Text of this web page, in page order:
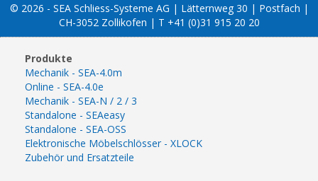
© 2026 - SEA Schliess-Systeme AG | Lätternweg 30 | Postfach |
CH-3052 Zollikofen | T +41 (0)31 915 20 20
Produkte
Mechanik - SEA-4.0m
Online - SEA-4.0e
Mechanik - SEA-N / 2 / 3
Standalone - SEAeasy
Standalone - SEA-OSS
Elektronische Möbelschlösser - XLOCK
Zubehör und Ersatzteile